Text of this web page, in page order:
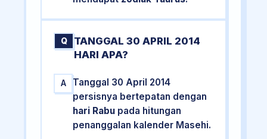
Q
TANGGAL 30 APRIL 2014
HARI APA?
A
Tanggal 30 April 2014
persisnya bertepatan dengan
hari Rabu pada hitungan
penanggalan kalender Masehi.